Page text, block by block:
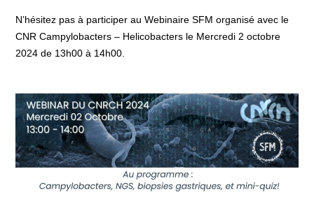
N’hésitez pas à participer au Webinaire SFM organisé avec le
CNR Campylobacters – Helicobacters le Mercredi 2 octobre
2024 de 13h00 à 14h00.